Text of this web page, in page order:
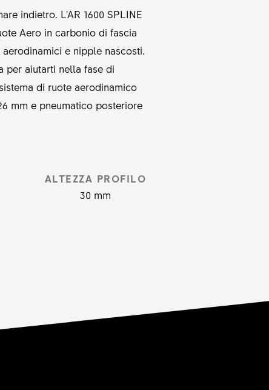
indietro. L'AR 1600 SPLINE
Aero in carbonio di fascia
e nipple nascosti.
per aiutarti nella fase di
di ruote aerodinamico
mm e pneumatico posteriore
ALTEZZA PROFILO
30 mm